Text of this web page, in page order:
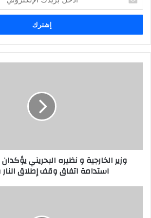
بريدك
الإلكتروني
وزير الخارجية و نظيره البحريني
استدامة اتفاق وقف إطلاق